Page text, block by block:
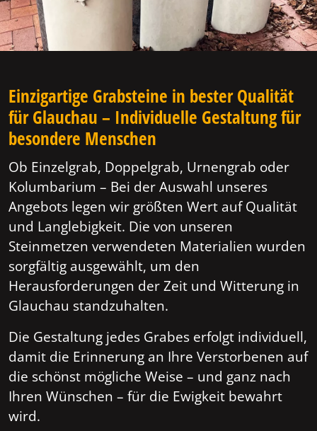
Einzigartige Grabsteine in bester Qualität
für Glauchau – Individuelle Gestaltung für
besondere Menschen
Ob Einzelgrab, Doppelgrab, Urnengrab oder
Kolumbarium – Bei der Auswahl unseres
Angebots legen wir größten Wert auf Qualität
und Langlebigkeit. Die von unseren
Steinmetzen verwendeten Materialien wurden
sorgfältig ausgewählt, um den
Herausforderungen der Zeit und Witterung in
Glauchau standzuhalten.
Die Gestaltung jedes Grabes erfolgt individuell,
damit die Erinnerung an Ihre Verstorbenen auf
die schönst mögliche Weise – und ganz nach
Ihren Wünschen – für die Ewigkeit bewahrt
wird.